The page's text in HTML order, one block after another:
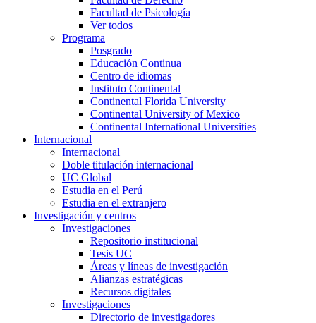
Facultad de Psicología
Ver todos
Programa
Posgrado
Educación Continua
Centro de idiomas
Instituto Continental
Continental Florida University
Continental University of Mexico
Continental International Universities
Internacional
Internacional
Doble titulación internacional
UC Global
Estudia en el Perú
Estudia en el extranjero
Investigación y centros
Investigaciones
Repositorio institucional
Tesis UC
Áreas y líneas de investigación
Alianzas estratégicas
Recursos digitales
Investigaciones
Directorio de investigadores